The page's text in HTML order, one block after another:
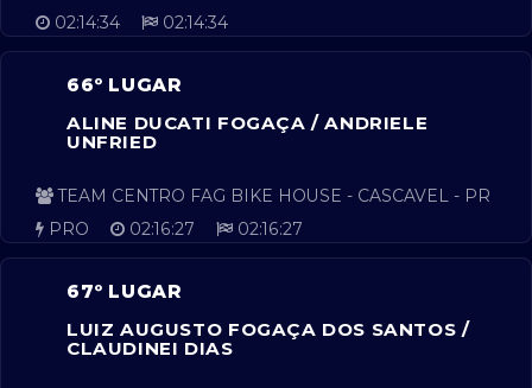
02:14:34
02:14:34
66º LUGAR
ALINE DUCATI FOGAÇA / ANDRIELE
UNFRIED
TEAM CENTRO FAG BIKE HOUSE - CASCAVEL - PR
PRO
02:16:27 02:16:27
67º LUGAR
LUIZ AUGUSTO FOGAÇA DOS SANTOS /
CLAUDINEI DIAS